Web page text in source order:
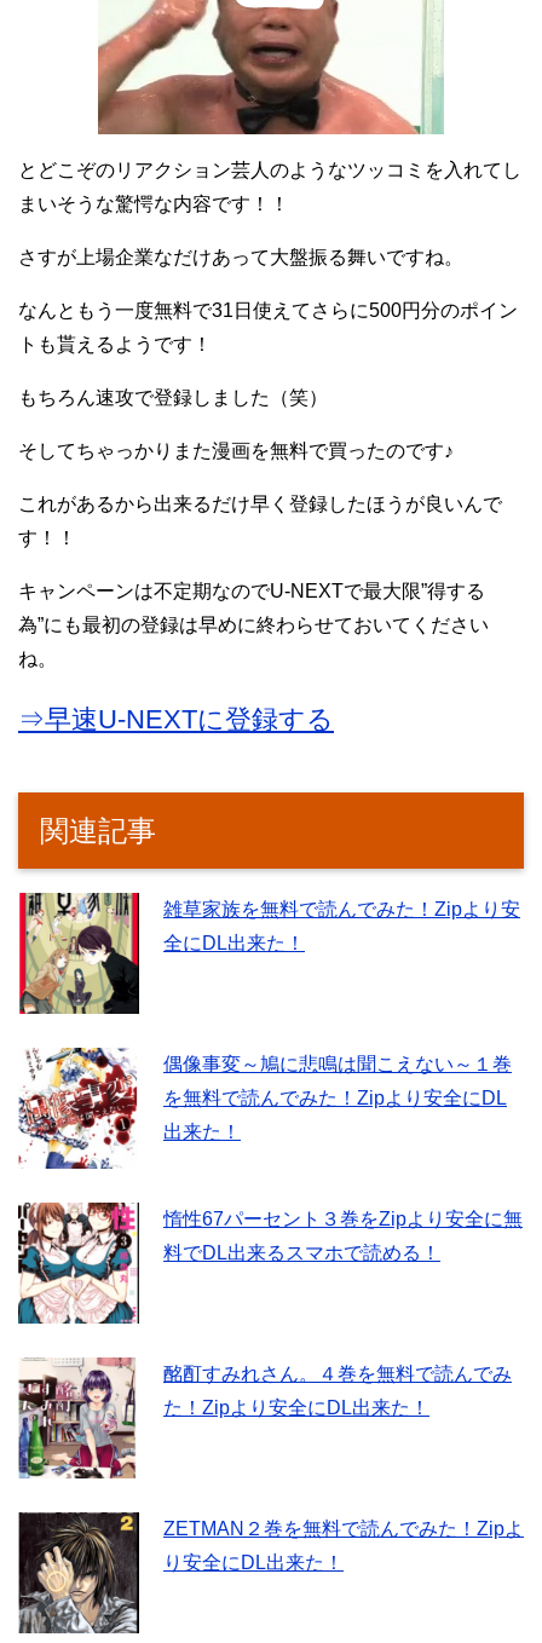
とどこぞのリアクション芸人のようなツッコミを入れてし
まいそうな驚愕な内容です！！
さすが上場企業なだけあって大盤振る舞いですね。
なんともう一度無料で31日使えてさらに500円分のポイン
トも貰えるようです！
もちろん速攻で登録しました（笑）
そしてちゃっかりまた漫画を無料で買ったのです♪
これがあるから出来るだけ早く登録したほうが良いんで
す！！
キャンペーンは不定期なのでU-NEXTで最大限”得する
為”にも最初の登録は早めに終わらせておいてください
ね。
⇒早速U-NEXTに登録する
関連記事
雑草家族を無料で読んでみた！Zipより安
全にDL出来た！
偶像事変～鳩に悲鳴は聞こえない～１巻
を無料で読んでみた！Zipより安全にDL
出来た！
惰性67パーセント３巻をZipより安全に無
料でDL出来るスマホで読める！
酩酊すみれさん。４巻を無料で読んでみ
た！Zipより安全にDL出来た！
ZETMAN２巻を無料で読んでみた！Zipよ
り安全にDL出来た！